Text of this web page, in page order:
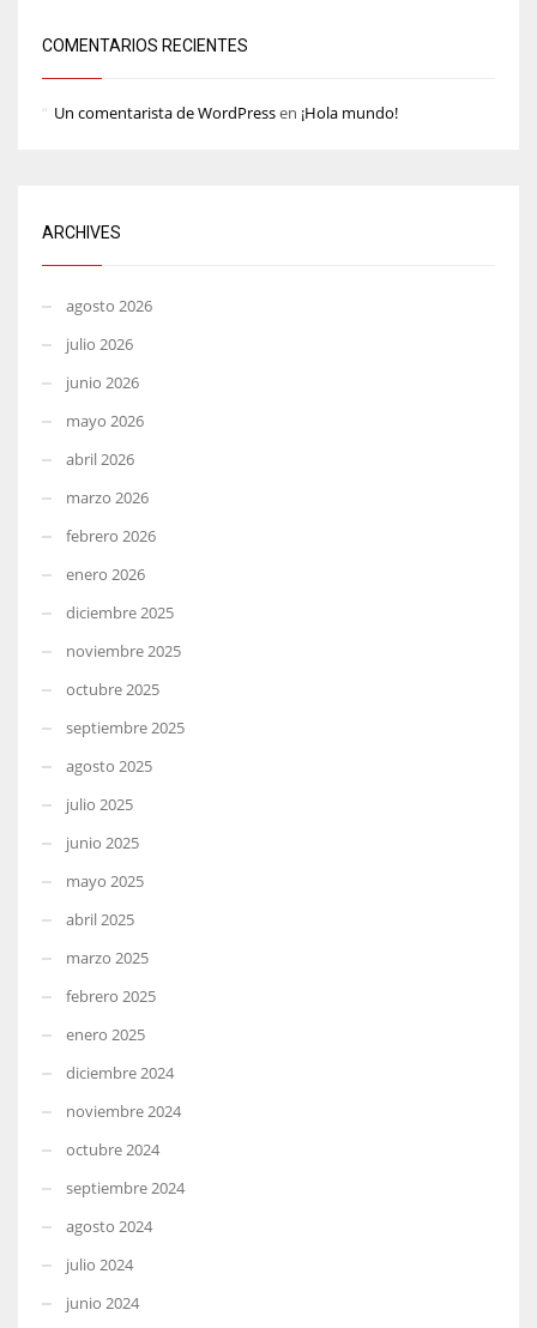
COMENTARIOS RECIENTES
Un comentarista de WordPressen ¡Hola mundo!
ARCHIVES
agosto 2026
julio 2026
junio 2026
mayo 2026
abril 2026
marzo 2026
febrero 2026
enero 2026
diciembre 2025
noviembre 2025
octubre 2025
septiembre 2025
agosto 2025
julio 2025
junio 2025
mayo 2025
abril 2025
marzo 2025
febrero 2025
enero 2025
diciembre 2024
noviembre 2024
octubre 2024
septiembre 2024
agosto 2024
julio 2024
junio 2024